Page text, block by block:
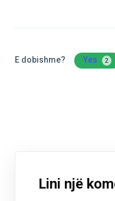
E dobishme? Yes 2
Lini një